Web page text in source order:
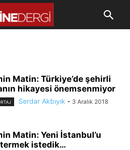
Matin: Türkiye’de şehirli
hikayesi önemsenmiyor
Serdar Akbıyık - 3 Aralık 2018
Matin: Yeni İstanbul’u
istedik…